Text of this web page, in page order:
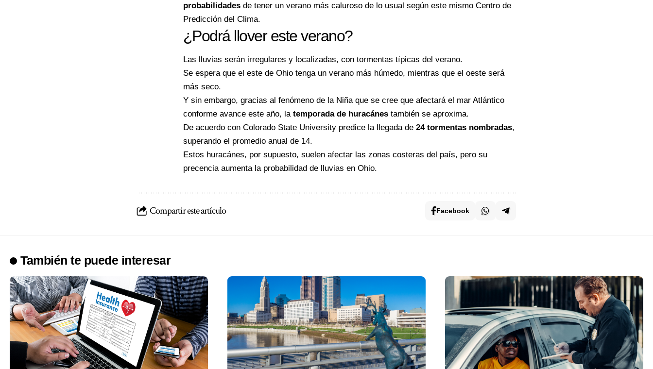
probabilidades de tener un verano más caluroso de lo usual según este mismo Centro de
Predicción del Clima.
¿Podrá llover este verano?
Las lluvias serán irregulares y localizadas, con tormentas típicas del verano.
Se espera que el este de Ohio tenga un verano más húmedo, mientras que el oeste será
más seco.
Y sin embargo, gracias al fenómeno de la Niña que se cree que afectará el mar Atlántico
conforme avance este año, la temporada de huracánes también se aproxima.
De acuerdo con Colorado State University predice la llegada de 24 tormentas nombradas,
superando el promedio anual de 14.
Estos huracánes, por supuesto, suelen afectar las zonas costeras del país, pero su
precencia aumenta la probabilidad de lluvias en Ohio.
Compartir este artículo Facebook
También te puede interesar